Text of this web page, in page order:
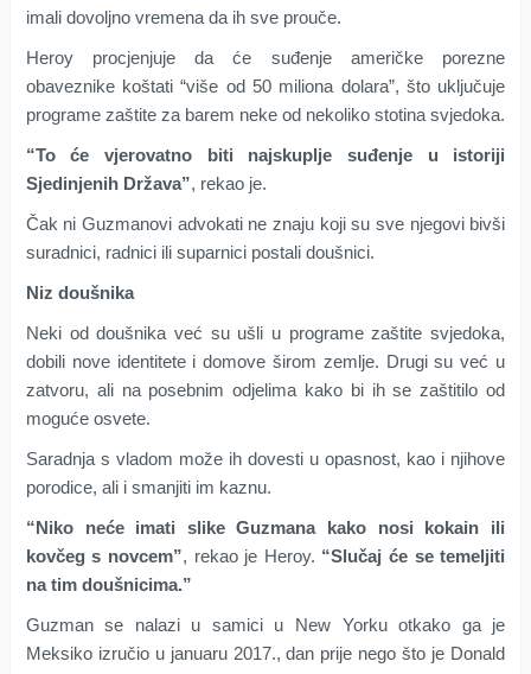
imali dovoljno vremena da ih sve prouče.
Heroy procjenjuje da će suđenje američke porezne
obaveznike koštati “više od 50 miliona dolara”, što uključuje
programe zaštite za barem neke od nekoliko stotina svjedoka.
“To će vjerovatno biti najskuplje suđenje u istoriji
Sjedinjenih Država”, rekao je.
Čak ni Guzmanovi advokati ne znaju koji su sve njegovi bivši
suradnici, radnici ili suparnici postali doušnici.
Niz doušnika
Neki od doušnika već su ušli u programe zaštite svjedoka,
dobili nove identitete i domove širom zemlje. Drugi su već u
zatvoru, ali na posebnim odjelima kako bi ih se zaštitilo od
moguće osvete.
Saradnja s vladom može ih dovesti u opasnost, kao i njihove
porodice, ali i smanjiti im kaznu.
“Niko neće imati slike Guzmana kako nosi kokain ili
kovčeg s novcem”, rekao je Heroy. “Slučaj će se temeljiti
na tim doušnicima.”
Guzman se nalazi u samici u New Yorku otkako ga je
Meksiko izručio u januaru 2017., dan prije nego što je Donald